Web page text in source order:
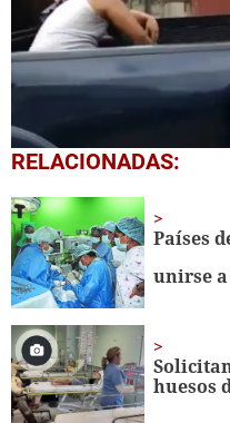
0
seconds
1
minute,
22
seconds
RELACIONADAS:
Países
unirse
huesos